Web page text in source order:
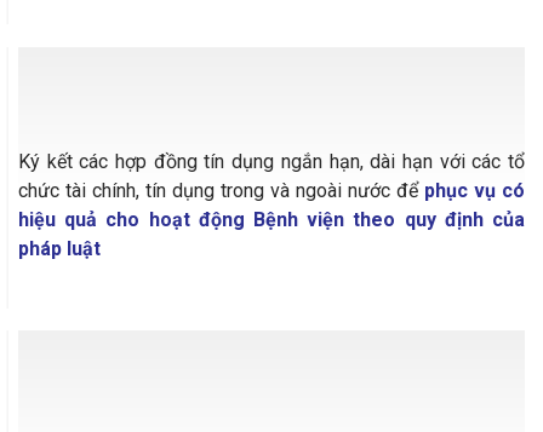
05
Ký kết các hợp đồng tín dụng ngắn hạn, dài hạn với các tổ
chức tài chính, tín dụng trong và ngoài nước đểphục vụ có
hiệu quả cho hoạt động Bệnh viện theo quy định của
pháp luật